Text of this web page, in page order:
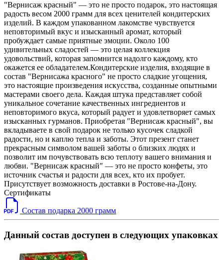
"Вернисаж красный" — это не просто подарок, это настоящая
радость весом 2000 грамм для всех ценителей кондитерских
изделий. В каждом упакованном лакомстве чувствуется
неповторимый вкус и изысканный аромат, который
пробуждает самые приятные эмоции. Около 100
удивительных сладостей — это целая коллекция
удовольствий, которая запомнится надолго каждому, кто
окажется ее обладателем.Кондитерские изделия, входящие в
состав "Вернисажа красного" не просто сладкие угощения,
это настоящие произведения искусства, созданные опытными
мастерами своего дела. Каждая штука представляет собой
уникальное сочетание качественных ингредиентов и
неповторимого вкуса, который радует и удовлетворяет самых
изысканных гурманов. Приобретая "Вернисаж красный", вы
вкладываете в свой подарок не только кусочек сладкой
радости, но и каплю тепла и заботы. Этот презент станет
прекрасным символом вашей заботы о близких людях и
позволит им почувствовать всю теплоту вашего внимания и
любви. "Вернисаж красный" — это не просто конфеты, это
источник счастья и радости для всех, кто их пробует.
Присутствует возможность доставки в Ростове-на-Дону.
Сертификаты
Состав подарка 2000 грамм
Данный состав доступен в следующих упаковках